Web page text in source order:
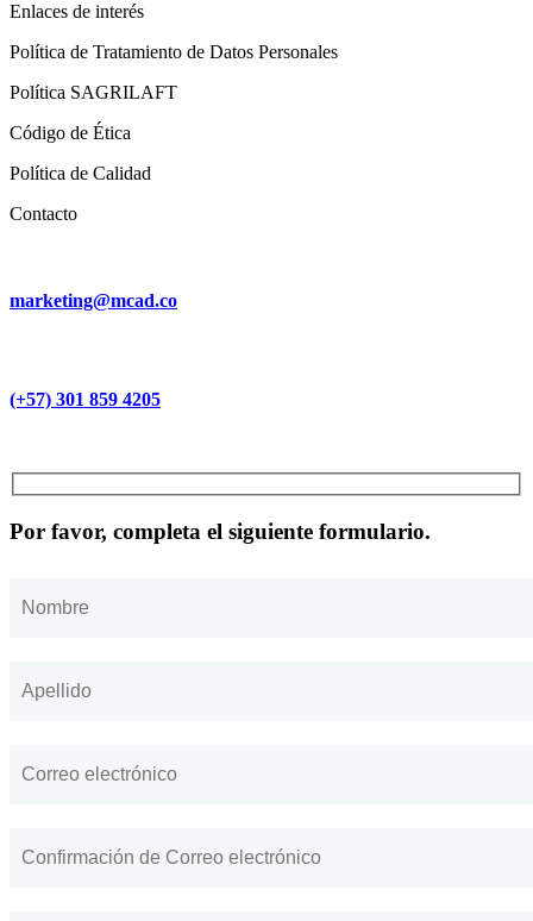
Enlaces de interés
Política de Tratamiento de Datos Personales
Política SAGRILAFT
Código de Ética
Política de Calidad
Contacto
marketing@mcad.co
(+57) 301 859 4205
Por favor, completa el siguiente formulario.